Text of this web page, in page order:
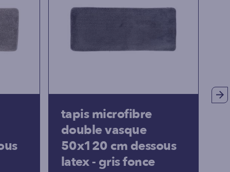
tapis microfibre
double vasque
50x120 cm dessous
latex - gris fonce